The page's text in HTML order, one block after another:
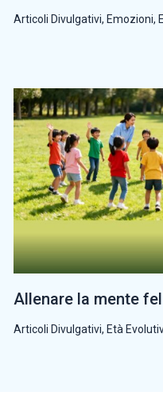
Articoli Divulgativi, Emozioni,
Allenare la mente
Articoli Divulgativi, Età